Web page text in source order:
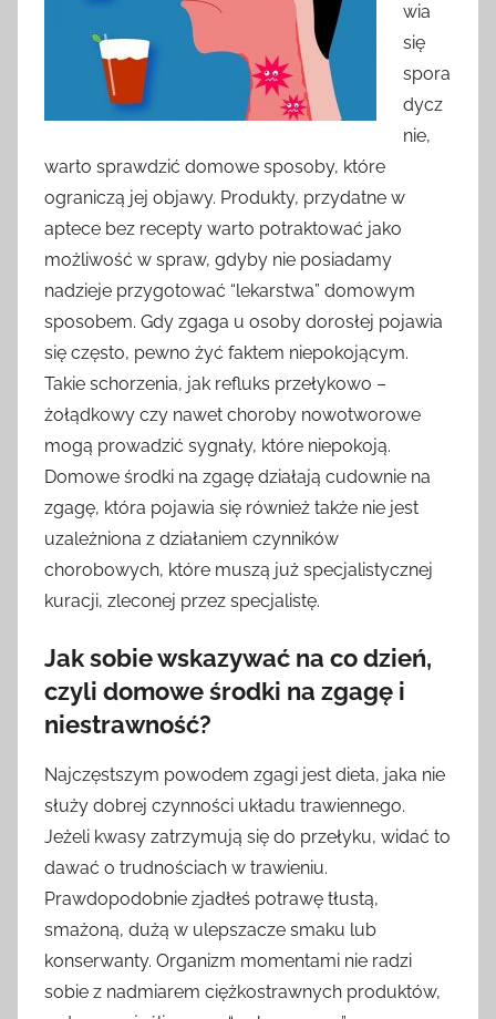
wia
się
spora
dycz
nie,
warto sprawdzić domowe sposoby, które
ograniczą jej objawy. Produkty, przydatne w
aptece bez recepty warto potraktować jako
możliwość w spraw, gdyby nie posiadamy
nadzieje przygotować “lekarstwa” domowym
sposobem. Gdy zgaga u osoby dorosłej pojawia
się często, pewno żyć faktem niepokojącym.
Takie schorzenia, jak refluks przełykowo –
żołądkowy czy nawet choroby nowotworowe
mogą prowadzić sygnały, które niepokoją.
Domowe środki na zgagę działają cudownie na
zgagę, która pojawia się również także nie jest
uzależniona z działaniem czynników
chorobowych, które muszą już specjalistycznej
kuracji, zleconej przez specjalistę.
Jak sobie wskazywać na co dzień,
czyli domowe środki na zgagę i
niestrawność?
Najczęstszym powodem zgagi jest dieta, jaka nie
służy dobrej czynności układu trawiennego.
Jeżeli kwasy zatrzymują się do przełyku, widać to
dawać o trudnościach w trawieniu.
Prawdopodobnie zjadłeś potrawę tłustą,
smażoną, dużą w ulepszacze smaku lub
konserwanty. Organizm momentami nie radzi
sobie z nadmiarem ciężkostrawnych produktów,